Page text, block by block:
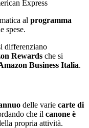
al programma
spese.
differenziano
Rewards che si
Business Italia.
delle varie carte di
che il canone è
propria attività.